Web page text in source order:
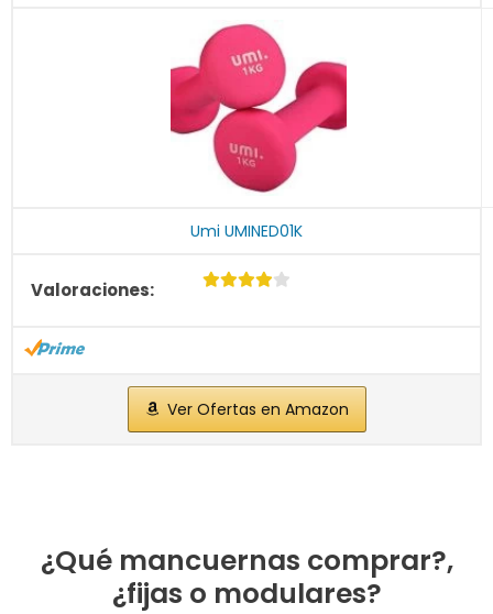
Umi UMINED01K
Ver Ofertas en Amazon
¿Qué mancuernas comprar?,
¿fijas o modulares?